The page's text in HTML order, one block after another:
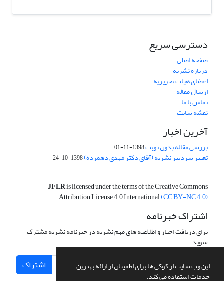
این وب سایت از کوکی ها برای اطمینان از ارائه بهترین
خدمات استفاده می کند.
دسترسی سریع
صفحه اصلی
درباره نشریه
اعضای هیات تحریریه
ارسال مقاله
تماس با ما
نقشه سایت
آخرین اخبار
بررسی مقاله بدون نوبت1398-11-01
تغییر سردبیر نشریه (آقای دکتر مهدی دهمرده)1398-10-24
JFLRis licensed under the terms of the Creative Commons
Attribution License 4.0 International(CC BY-NC 4.0)
اشتراک خبرنامه
برای دریافت اخبار و اطلاعیه های مهم نشریه در خبرنامه نشریه مشترک
شوید.
اشتراک